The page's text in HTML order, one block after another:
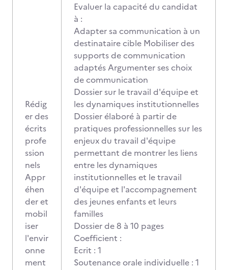
Rédig
er des
écrits
profe
ssion
nels
Appr
éhen
der et
mobil
iser
l'envir
onne
ment
Evaluer la capacité du candidat
à :
Adapter sa communication à un
destinataire cible Mobiliser des
supports de communication
adaptés Argumenter ses choix
de communication
Dossier sur le travail d'équipe et
les dynamiques institutionnelles
Dossier élaboré à partir de
pratiques professionnelles sur les
enjeux du travail d'équipe
permettant de montrer les liens
entre les dynamiques
institutionnelles et le travail
d'équipe et l'accompagnement
des jeunes enfants et leurs
familles
Dossier de 8 à 10 pages
Coefficient :
Ecrit : 1
Soutenance orale individuelle : 1